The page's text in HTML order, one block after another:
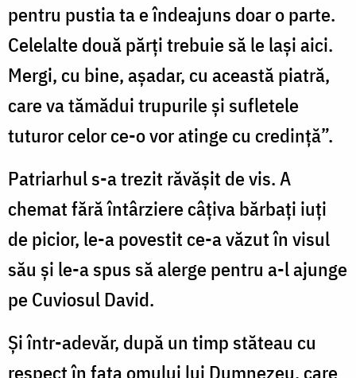
pentru pustia ta e îndeajuns doar o parte.
Celelalte două părţi trebuie să le laşi aici.
Mergi, cu bine, aşadar, cu această piatră,
care va tămădui trupurile şi sufletele
tuturor celor ce-o vor atinge cu credinţă”.
Patriarhul s-a trezit răvăşit de vis. A
chemat fără întârziere câţiva bărbaţi iuţi
de picior, le-a povestit ce-a văzut în visul
său şi le-a spus să alerge pentru a-l ajunge
pe Cuviosul David.
Şi într-adevăr, după un timp stăteau cu
respect în faţa omului lui Dumnezeu, care